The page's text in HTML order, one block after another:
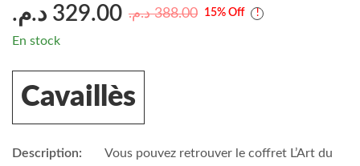
388.00 د.م. 329.00 د.م. 15% Off
En stock
Cavaillès
Description:
Vous pouvez retrouver le coffret L’Art du